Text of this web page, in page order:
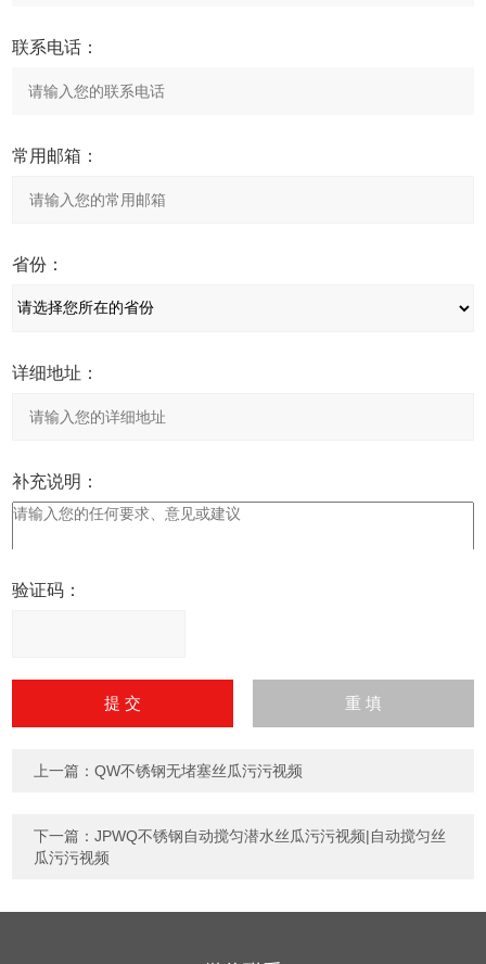
联系电话：
常用邮箱：
省份：
详细地址：
补充说明：
验证码：
字），如：三加四=7
上一篇：QW不锈钢无堵塞丝瓜污污视频
下一篇：JPWQ不锈钢自动搅匀潜水丝瓜污污视频|自动搅匀丝
瓜污污视频